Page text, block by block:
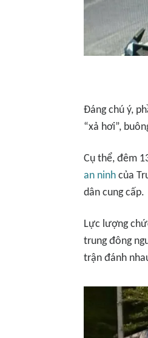
Đáng chú ý,
“xả hơi”,
Cụ thể, đêm
an ninh của
dân cung cấp.
Lực lượng
trung đông
trận đánh